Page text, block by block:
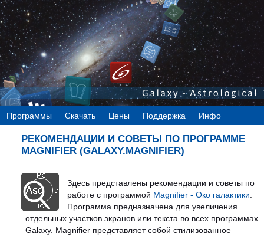
РЕКОМЕНДАЦИИ И СОВЕТЫ ПО ПРОГРАММЕ
MAGNIFIER (GALAXY.MAGNIFIER)
Здесь представлены рекомендации и советы по
работе с программой Magnifier - Око галактики.
Программа предназначена для увеличения
отдельных участков экранов или текста во всех программах
Galaxy. Magnifier представляет собой стилизованное
Программы Скачать Цены Поддержка Инфо